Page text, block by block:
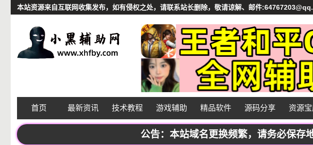
本站资源来自互联网收集发布，如有侵权之处，请联系站长删除，敬请谅解、邮件
首页 最新资讯 技术教程 游戏辅助 精品软件 源码分享 资源
公告：本站域名更换频繁，请务必保存地